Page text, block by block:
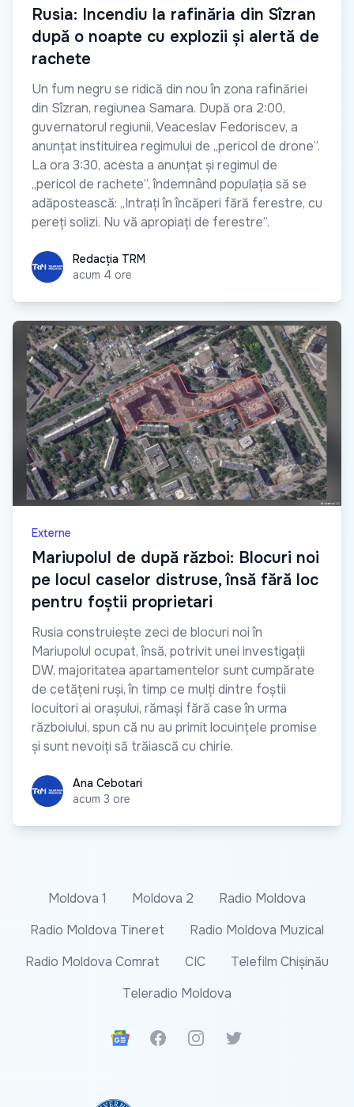
Rusia: Incendiu la rafinăria din Sîzran
după o noapte cu explozii și alertă de
rachete
Un fum negru se ridică din nou în zona rafinăriei
din Sîzran, regiunea Samara. După ora 2:00,
guvernatorul regiunii, Veaceslav Fedoriscev, a
anunțat instituirea regimului de „pericol de drone”.
La ora 3:30, acesta a anunțat și regimul de
„pericol de rachete”, îndemnând populația să se
adăpostească: „Intrați în încăperi fără ferestre, cu
pereți solizi. Nu vă apropiați de ferestre”.
Redacția TRM
Redacția TRM
acum 4 ore
Externe
Mariupolul de după război: Blocuri noi
pe locul caselor distruse, însă fără loc
pentru foștii proprietari
Rusia construiește zeci de blocuri noi în
Mariupolul ocupat, însă, potrivit unei investigații
DW, majoritatea apartamentelor sunt cumpărate
de cetățeni ruși, în timp ce mulți dintre foștii
locuitori ai orașului, rămași fără case în urma
războiului, spun că nu au primit locuințele promise
și sunt nevoiți să trăiască cu chirie.
Ana CebotariAna Cebotari
acum 3 ore
Moldova 1 Moldova 2
Radio Moldova
Radio Moldova Tineret
Radio Moldova Muzical
Radio Moldova Comrat
CIC
Telefilm Chișinău
Teleradio Moldova
Google News
FacebookInstagramTwitter